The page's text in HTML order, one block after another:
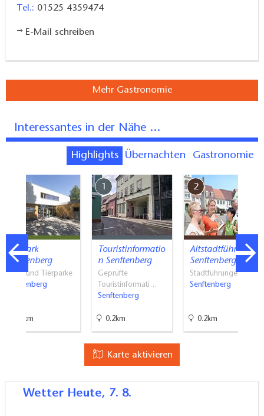
Tel.: 01525 4359474
E-Mail schreiben
Mehr Gastronomie
Interessantes in der Nähe ...
Highlights Übernachten Gastronomie
Tierpark
Senftenberg
Zoos und Tierparke
Senftenberg
0.6km
1
Touristinformatio
n Senftenberg
Geprüfte
Touristinformati…
Senftenberg
0.2km
2
Altstadtführung
Senftenberg
Stadtführungen
Senftenberg
0.2km
Karte aktivieren
Wetter Heute, 7. 8.